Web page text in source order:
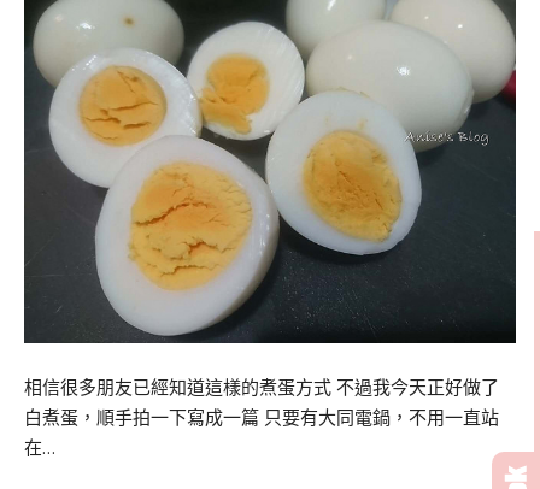
相信很多朋友已經知道這樣的煮蛋方式 不過我今天正好做了
白煮蛋，順手拍一下寫成一篇 只要有大同電鍋，不用一直站
在…